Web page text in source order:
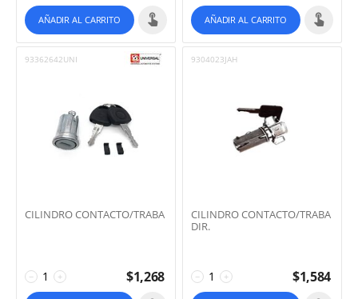
AÑADIR AL CARRITO AÑADIR AL CARRITO
93362642UNI
CILINDRO CONTACTO/TRABA
+
− $1,268
9304023JAH
CILINDRO CONTACTO/TRABA
DIR.
+
− $1,584